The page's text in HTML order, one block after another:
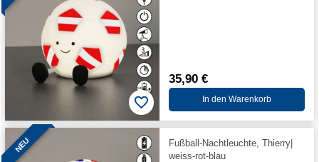
35,90 €
In den Warenkorb
NEU
Fußball-Nachtleuchte, Thierry|
weiss-rot-blau